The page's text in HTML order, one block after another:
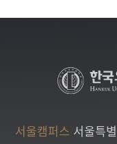
서울캠퍼스 서울특